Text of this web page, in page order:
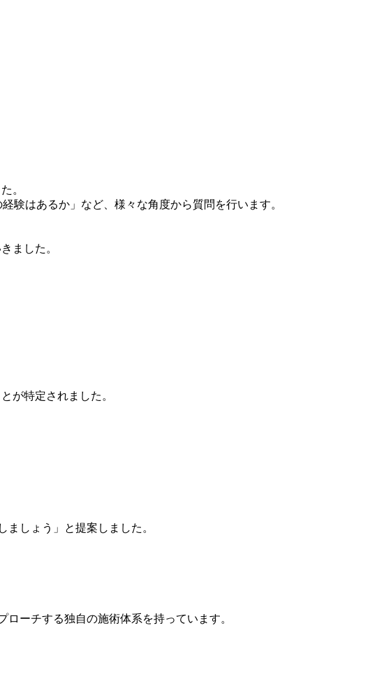
。
験はあるか」など、様々な角度から質問を行います。
ました。
が特定されました。
しょう」と提案しました。
ーチする独自の施術体系を持っています。